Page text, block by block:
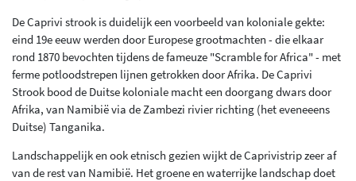
De Caprivi strook is duidelijk een voorbeeld van koloniale gekte:
eind 19e eeuw werden door Europese grootmachten - die elkaar
rond 1870 bevochten tijdens de fameuze "Scramble for Africa" - met
ferme potloodstrepen lijnen getrokken door Afrika. De Caprivi
Strook bood de Duitse koloniale macht een doorgang dwars door
Afrika, van Namibië via de Zambezi rivier richting (het eveneeens
Duitse) Tanganika.
Landschappelijk en ook etnisch gezien wijkt de Caprivistrip zeer af
van de rest van Namibië. Het groene en waterrijke landschap doet